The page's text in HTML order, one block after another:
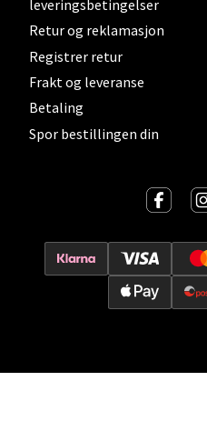
leveringsbetingelser
Retur og reklamasjon
Registrer retur
Frakt og leveranse
Betaling
Spor bestillingen din
Vitaminveien 7 - 9, 0485
Åpent i dag 10-21
0 i butikk
Lillehammer -
Strandtorget, 2609
Åpent i dag 09-20